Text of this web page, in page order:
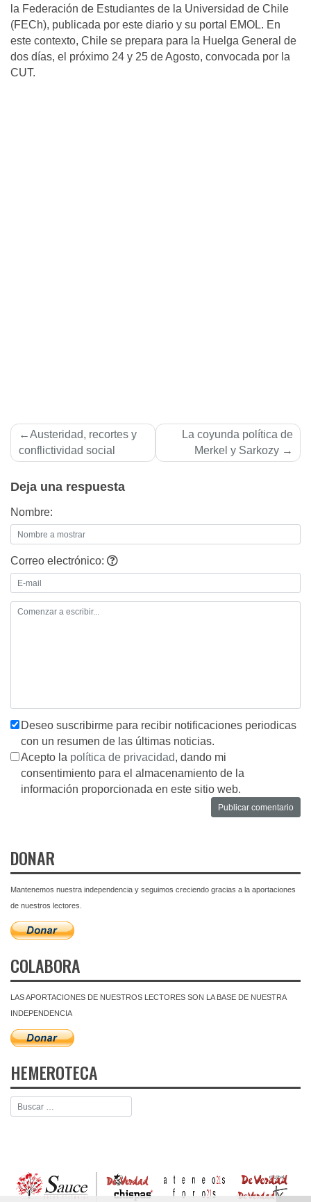
la Federación de Estudiantes de la Universidad de Chile
(FECh), publicada por este diario y su portal EMOL. En
este contexto, Chile se prepara para la Huelga General de
dos días, el próximo 24 y 25 de Agosto, convocada por la
CUT.
Navegación
de
Austeridad, recortes y
conflictividad social
La coyunda polí­tica de
Merkel y Sarkozy
Deja una respuesta
Nombre:
Correo electrónico:
Deseo suscribirme para recibir notificaciones periodicas
con un resumen de las últimas noticias.
Acepto la política de privacidad, dando mi
consentimiento para el almacenamiento de la
información proporcionada en este sitio web.
DONAR
Mantenemos nuestra independencia y seguimos creciendo gracias a la aportaciones
de nuestros lectores.
COLABORA
LAS APORTACIONES DE NUESTROS LECTORES SON LA BASE DE NUESTRA
INDEPENDENCIA
HEMEROTECA